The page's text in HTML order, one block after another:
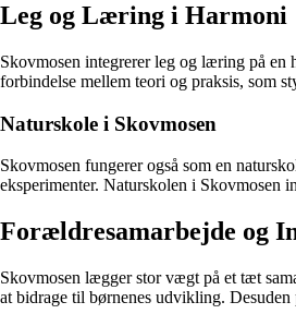
Leg og Læring i Harmoni
Skovmosen integrerer leg og læring på en
forbindelse mellem teori og praksis, som
Naturskole i Skovmosen
Skovmosen fungerer også som en
eksperimenter. Naturskolen i Skovmosen
Forældresamarbejde og
Skovmosen lægger stor vægt på et tæt
at bidrage til børnenes udvikling.